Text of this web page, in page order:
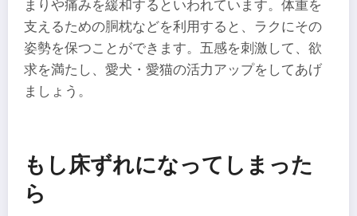
まりや痛みを緩和するといわれています。体重を
支えるための胴枕などを利用すると、ラクにその
姿勢を保つことができます。五感を刺激して、欲
求を満たし、愛犬・愛猫の活力アップをしてあげ
ましょう。
もし床ずれになってしまった
ら